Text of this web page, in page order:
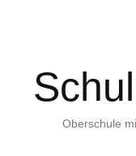
Oberschule